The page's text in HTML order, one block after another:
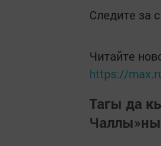
Следите за
Читайте
https://
Тагы да